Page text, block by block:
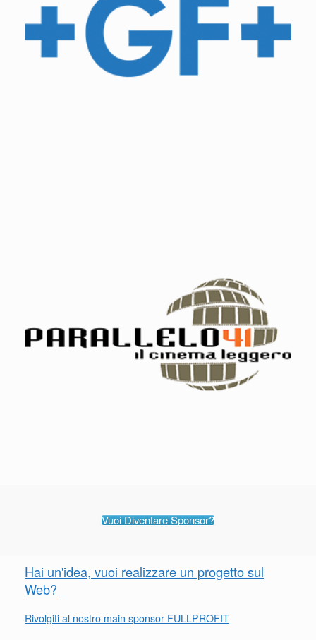
Vuoi Diventare Sponsor?
Hai un'idea, vuoi realizzare un progetto sul
Web?
Rivolgiti al nostro main sponsor FULLPROFIT